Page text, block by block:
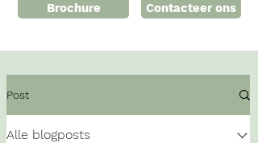
Brochure Contacteer ons
Post
Alle blogposts